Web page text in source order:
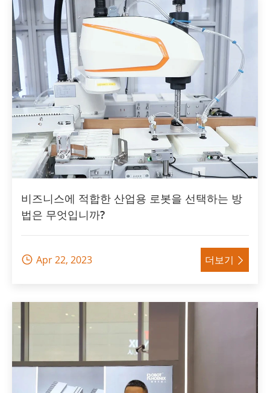
비즈니스에 적합한 산업용 로봇을 선택하는 방
법은 무엇입니까?
 Apr 22, 2023 더보기 